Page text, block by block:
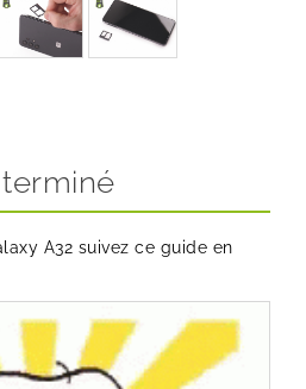
A32 suivez ce guide en